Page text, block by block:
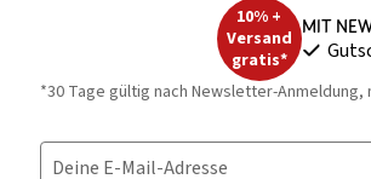
10% +
Versand
gratis*
Mit
*30 Tage gültig nach Newsletter-
Deine E-Mail-Adresse